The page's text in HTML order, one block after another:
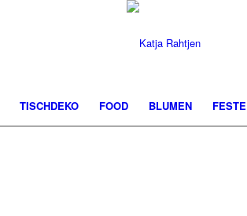
TISCHDEKO FOOD BLUMEN FESTE